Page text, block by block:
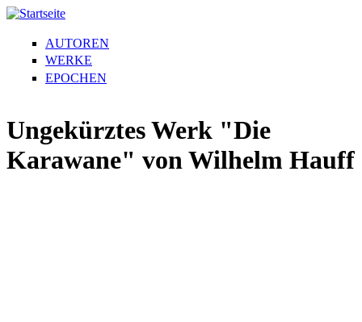
AUTOREN
WERKE
EPOCHEN
Ungekürztes Werk "Die
Karawane" von Wilhelm Hauff